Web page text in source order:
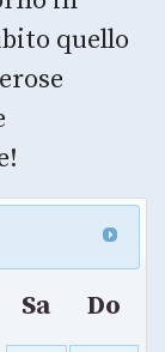
quello
Sa
Do